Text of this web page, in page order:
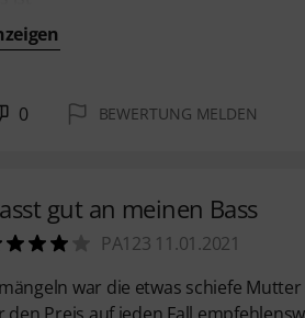
0 BEWERTUNG MELDEN
gut an meinen Bass
PA123 11.01.2021
war die etwas schiefe